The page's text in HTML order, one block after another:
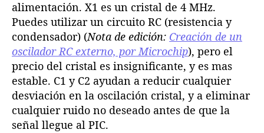
alimentación. X1 es un cristal de 4 MHz.
Puedes utilizar un circuito RC (resistencia y
condensador) (Nota de edición: Creación de un
oscilador RC externo, por Microchip), pero el
precio del cristal es insignificante, y es mas
estable. C1 y C2 ayudan a reducir cualquier
desviación en la oscilación cristal, y a eliminar
cualquier ruido no deseado antes de que la
señal llegue al PIC.